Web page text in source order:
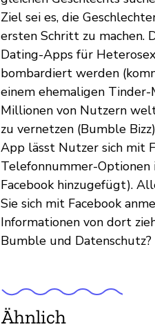
Ziel sei es, die
ersten Schritt zu machen.
Dating-Apps für
bombardiert werden
einem ehemaligen
Millionen von Nutzern
zu vernetzen (Bumble
App lässt Nutzer sich mit
Telefonnummer-Optionen
Facebook hinzugefügt).
Sie sich mit Facebook
Informationen von dort
Bumble und
Ähnlich